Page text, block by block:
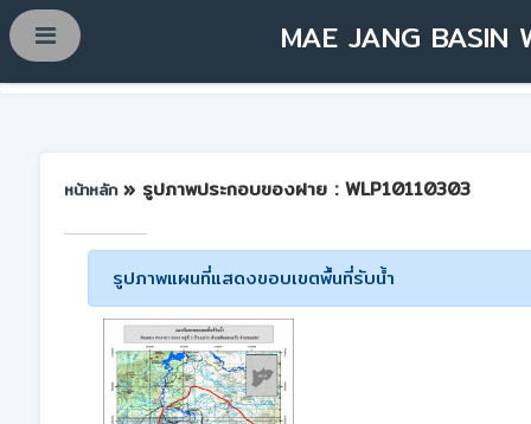
MAE JANG BASIN
หน้าหลัก » รูปภาพประกอบของฝาย : WLP10110303
รูปภาพแผนที่แสดงขอบเขตพื้นที่รับน้ำ